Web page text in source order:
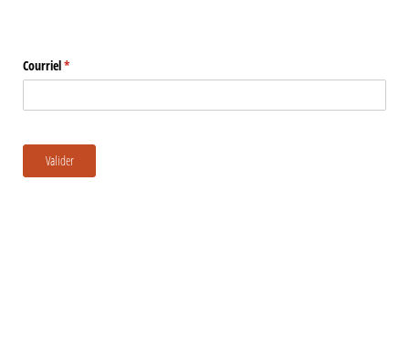
Courriel*
(requis)
Valider